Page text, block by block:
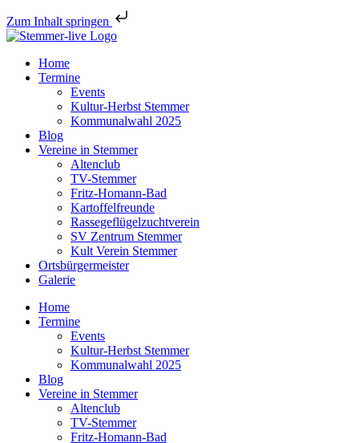
Zum Inhalt springen
Home
Termine
Events
Kultur-Herbst Stemmer
Kommunalwahl 2025
Blog
Vereine in Stemmer
Altenclub
TV-Stemmer
Fritz-Homann-Bad
Kartoffelfreunde
Rassegeflügelzuchtverein
SV Zentrum Stemmer
Kult Verein Stemmer
Ortsbürgermeister
Galerie
Home
Termine
Events
Kultur-Herbst Stemmer
Kommunalwahl 2025
Blog
Vereine in Stemmer
Altenclub
TV-Stemmer
Fritz-Homann-Bad